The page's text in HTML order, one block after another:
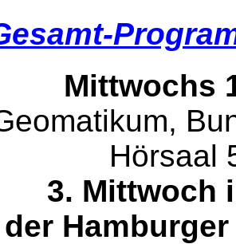
Mittwochs
Hörsaal
3. Mittwoch